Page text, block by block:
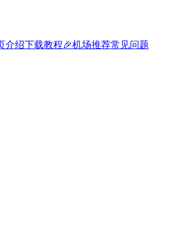
介绍下载教程🎉机场推荐常见问题